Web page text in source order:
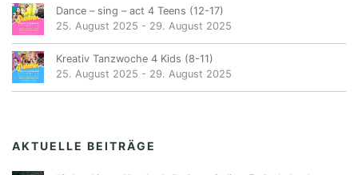
Dance – sing – act 4 Teens (12-17)
25. August 2025 - 29. August 2025
Kreativ Tanzwoche 4 Kids (8-11)
25. August 2025 - 29. August 2025
AKTUELLE BEITRÄGE